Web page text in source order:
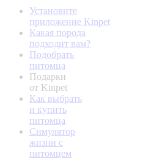
Установите
приложение Kinpet
Какая порода
подходит вам?
Подобрать
питомца
Подарки
от Kinpet
Как выбрать
и купить
питомца
Симулятор
жизни с
питомцем